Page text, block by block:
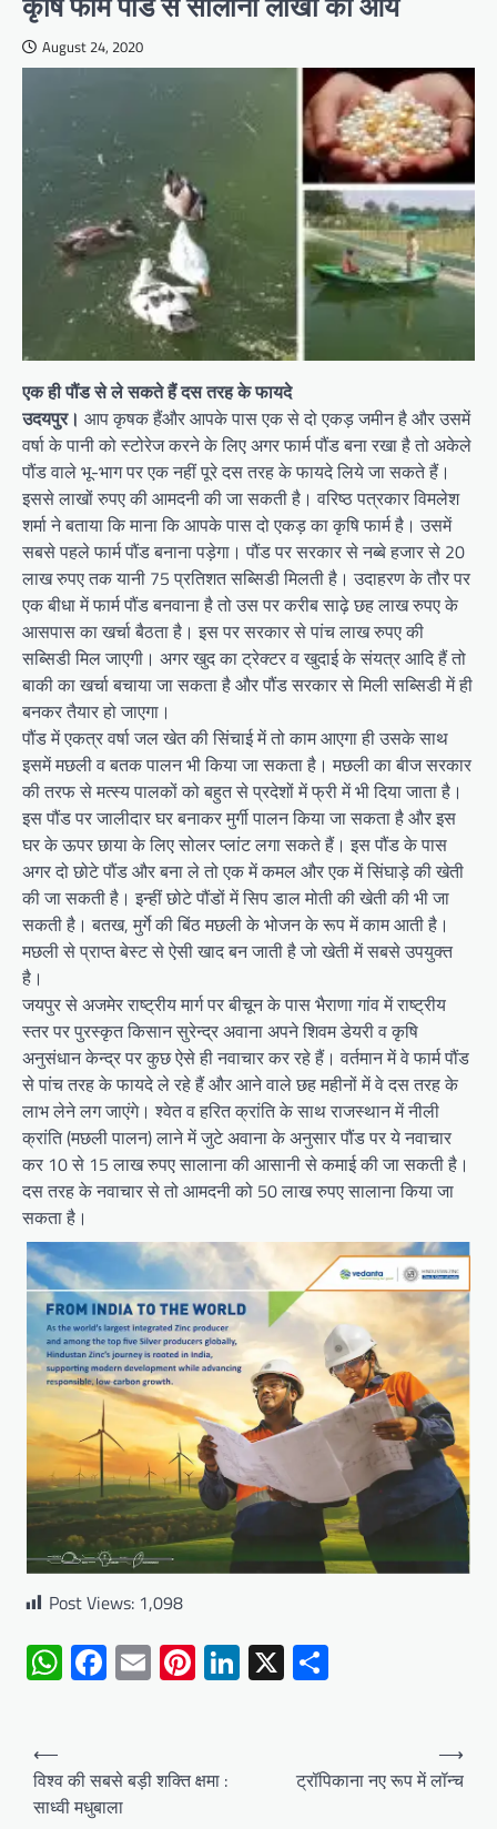
August 24, 2020
एक ही पौंड से ले सकते हैं दस तरह के फायदे
उदयपुर। आप कृषक हैंऔर आपके पास एक से दो एकड़ जमीन है और उसमें
वर्षा के पानी को स्टोरेज करने के लिए अगर फार्म पौंड बना रखा है तो अकेले
पौंड वाले भू-भाग पर एक नहीं पूरे दस तरह के फायदे लिये जा सकते हैं।
इससे लाखों रुपए की आमदनी की जा सकती है। वरिष्ठ पत्रकार विमलेश
शर्मा ने बताया कि माना कि आपके पास दो एकड़ का कृषि फार्म है। उसमें
सबसे पहले फार्म पौंड बनाना पड़ेगा। पौंड पर सरकार से नब्बे हजार से 20
लाख रुपए तक यानी 75 प्रतिशत सब्सिडी मिलती है। उदाहरण के तौर पर
एक बीधा में फार्म पौंड बनवाना है तो उस पर करीब साढ़े छह लाख रुपए के
आसपास का खर्चा बैठता है। इस पर सरकार से पांच लाख रुपए की
सब्सिडी मिल जाएगी। अगर खुद का ट्रेक्टर व खुदाई के संयत्र आदि हैं तो
बाकी का खर्चा बचाया जा सकता है और पौंड सरकार से मिली सब्सिडी में ही
बनकर तैयार हो जाएगा।
पौंड में एकत्र वर्षा जल खेत की सिंचाई में तो काम आएगा ही उसके साथ
इसमें मछली व बतक पालन भी किया जा सकता है। मछली का बीज सरकार
की तरफ से मत्स्य पालकों को बहुत से प्रदेशों में फ्री में भी दिया जाता है।
इस पौंड पर जालीदार घर बनाकर मुर्गी पालन किया जा सकता है और इस
घर के ऊपर छाया के लिए सोलर प्लांट लगा सकते हैं। इस पौंड के पास
अगर दो छोटे पौंड और बना ले तो एक में कमल और एक में सिंघाड़े की खेती
की जा सकती है। इन्हीं छोटे पौंडों में सिप डाल मोती की खेती की भी जा
सकती है। बतख, मुर्गे की बिंठ मछली के भोजन के रूप में काम आती है।
मछली से प्राप्त बेस्ट से ऐसी खाद बन जाती है जो खेती में सबसे उपयुक्त
है।
जयपुर से अजमेर राष्ट्रीय मार्ग पर बीचून के पास भैराणा गांव में राष्ट्रीय
स्तर पर पुरस्कृत किसान सुरेन्द्र अवाना अपने शिवम डेयरी व कृषि
अनुसंधान केन्द्र पर कुछ ऐसे ही नवाचार कर रहे हैं। वर्तमान में वे फार्म पौंड
से पांच तरह के फायदे ले रहे हैं और आने वाले छह महीनों में वे दस तरह के
लाभ लेने लग जाएंगे। श्वेत व हरित क्रांति के साथ राजस्थान में नीली
क्रांति (मछली पालन) लाने में जुटे अवाना के अनुसार पौंड पर ये नवाचार
कर 10 से 15 लाख रुपए सालाना की आसानी से कमाई की जा सकती है।
दस तरह के नवाचार से तो आमदनी को 50 लाख रुपए सालाना किया जा
सकता है।
Post Views: 1,098
WhatsApp
Facebook
EmailPinterest
LinkedIn
X
Post
navigation
⟵
विश्व की सबसे बड़ी शक्ति क्षमा :
साध्वी मधुबाला
ट्रॉपिकाना नए रूप में लॉन्च
⟶